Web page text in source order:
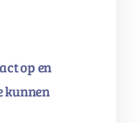
op en
kunnen